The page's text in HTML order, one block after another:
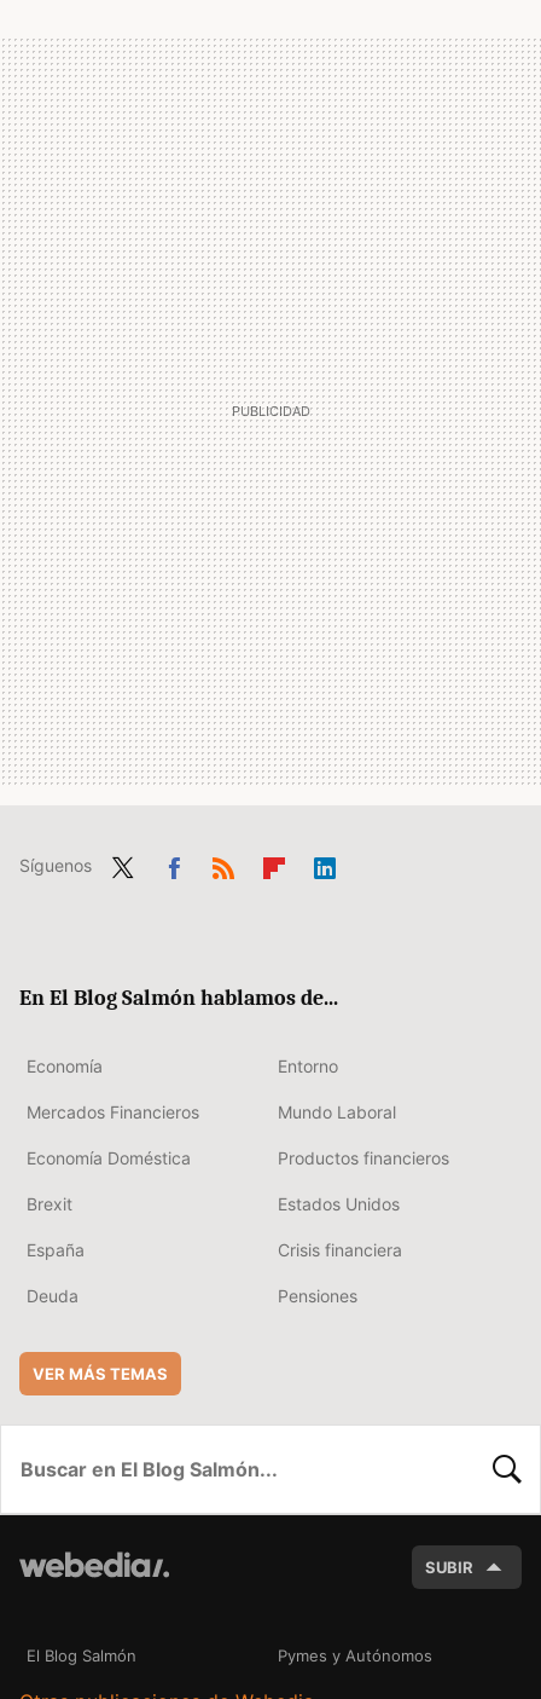
Síguenos
En El Blog Salmón hablamos de...
Economía Entorno
Mercados Financieros Mundo Laboral
Economía Doméstica Productos financieros
Brexit Estados Unidos
España Crisis financiera
Deuda Pensiones
VER MÁS TEMAS
SUBIR
El Blog Salmón Pymes y Autónomos